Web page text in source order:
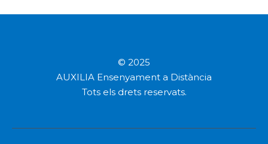
© 2025
AUXILIA Ensenyament a Distància
Tots els drets reservats.